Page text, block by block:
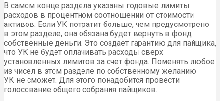
В самом конце раздела указаны годовые лимиты
расходов в процентном соотношении от стоимости
активов. Если УК потратит больше, чем предусмотрено
в этом разделе, она обязана будет вернуть в фонд
собственные деньги. Это создает гарантию для пайщика,
что УК не будет оплачивать расходы сверх
установленных лимитов за счет фонда. Поменять любое
из чисел в этом разделе по собственному желанию
УК не сможет. Для этого понадобится провести
голосование общего собрания пайщиков.